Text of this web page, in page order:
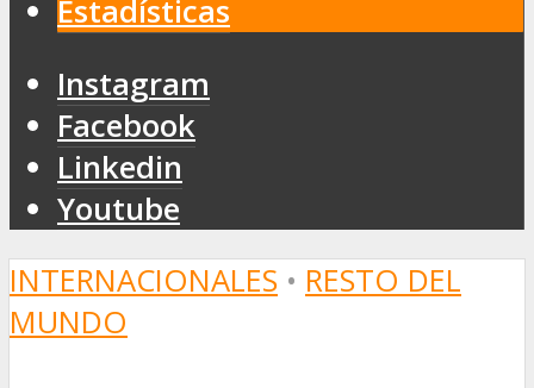
Estadísticas
Instagram
Facebook
Linkedin
Youtube
INTERNACIONALES • RESTO DEL
MUNDO